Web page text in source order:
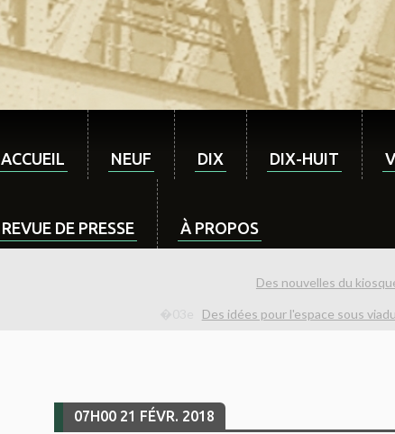
ACCUEIL NEUF DIX DIX-HUIT
REVUE DE PRESSE À PROPOS
Des nouvelles du
Des idées pour l'espace sous
07H00 21 FÉVR. 2018